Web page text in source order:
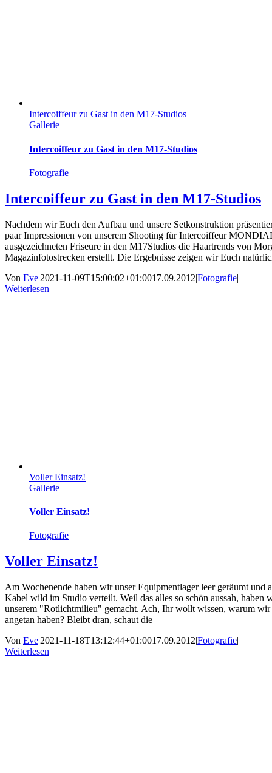
Intercoiffeur zu Gast in den M17-Studios
Gallerie
Intercoiffeur zu Gast in den M17-Studios
Fotografie
Intercoiffeur zu Gast in den M17-Studios
Nachdem wir Euch den Aufbau und unsere Setkonstruktion
paar Impressionen von unserem Shooting für Intercoiffeur
ausgezeichneten Friseure in den M17Studios die Haartrends von
Magazinfotostrecken erstellt. Die Ergebnisse zeigen wir Euch
Von Eve|2021-11-09T15:00:02+01:0017.09.2012|Fotografie|
Weiterlesen
Voller Einsatz!
Gallerie
Voller Einsatz!
Fotografie
Voller Einsatz!
Am Wochenende haben wir unser Equipmentlager leer geräumt und
Kabel wild im Studio verteilt. Weil das alles so schön aussah, haben
unserem "Rotlichtmilieu" gemacht. Ach, Ihr wollt wissen, warum wir
angetan haben? Bleibt dran, schaut die
Von Eve|2021-11-18T13:12:44+01:0017.09.2012|Fotografie|
Weiterlesen